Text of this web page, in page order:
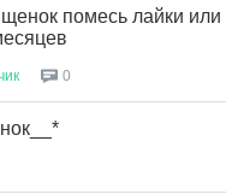
помесь лайки или
0